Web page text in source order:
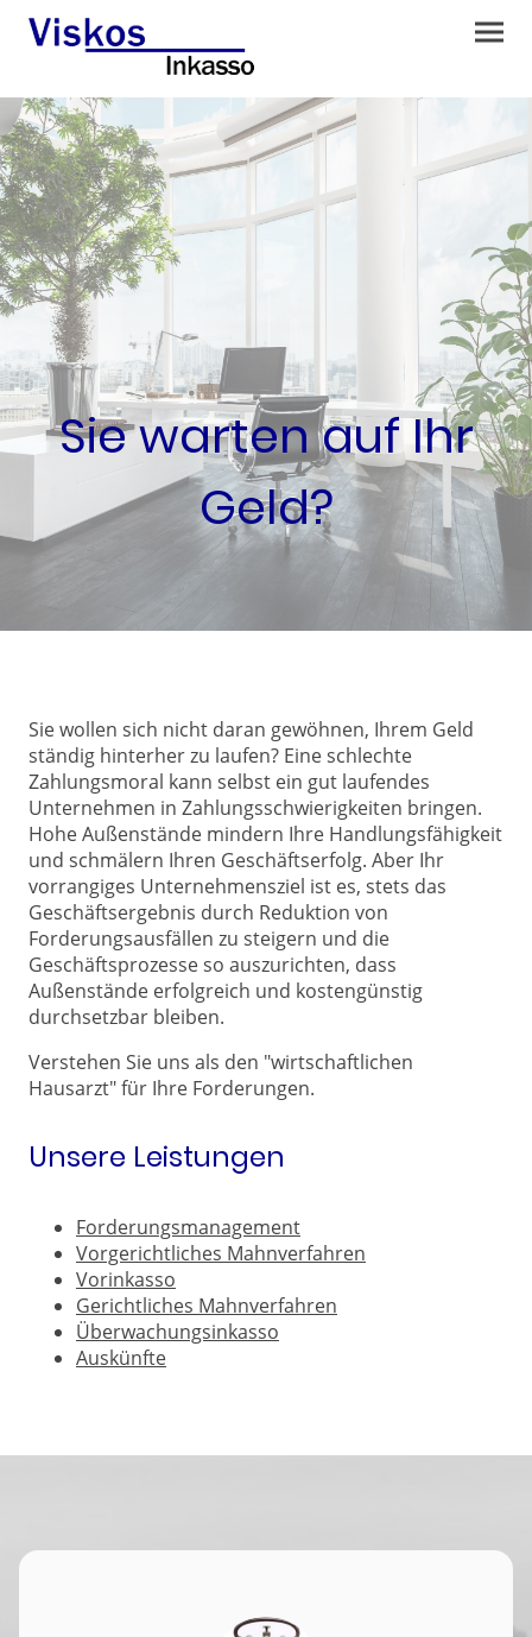
Sie warten auf Ihr
Geld?
Sie wollen sich nicht daran gewöhnen, Ihrem Geld
ständig hinterher zu laufen? Eine schlechte
Zahlungsmoral kann selbst ein gut laufendes
Unternehmen in Zahlungsschwierigkeiten bringen.
Hohe Außenstände mindern Ihre Handlungsfähigkeit
und schmälern Ihren Geschäftserfolg. Aber Ihr
vorrangiges Unternehmensziel ist es, stets das
Geschäftsergebnis durch Reduktion von
Forderungsausfällen zu steigern und die
Geschäftsprozesse so auszurichten, dass
Außenstände erfolgreich und kostengünstig
durchsetzbar bleiben.
Verstehen Sie uns als den "wirtschaftlichen
Hausarzt" für Ihre Forderungen.
Unsere Leistungen
Forderungsmanagement
Vorgerichtliches Mahnverfahren
Vorinkasso
Gerichtliches Mahnverfahren
Überwachungsinkasso
Auskünfte